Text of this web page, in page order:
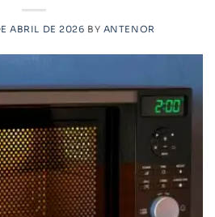
ABRIL DE 2026 BY ANTENOR